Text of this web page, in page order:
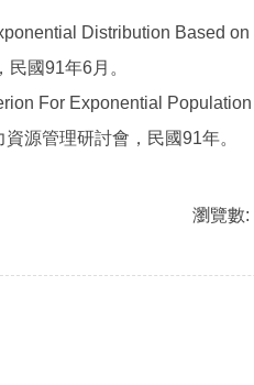
Distribution Based on
國91年6月。
For Exponential Population
源管理研討會，民國91年。
瀏覽數: